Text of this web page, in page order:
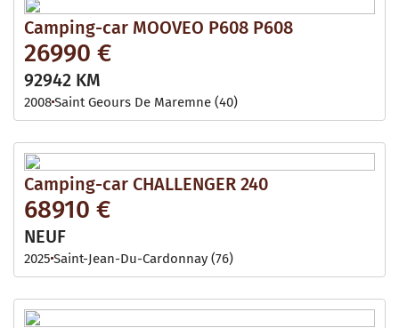
Camping-car MOOVEO P608 P608
26990 €
92942 KM
2008Saint Geours De Maremne (40)
Camping-car CHALLENGER 240
68910 €
NEUF
2025 Saint-Jean-Du-Cardonnay (76)